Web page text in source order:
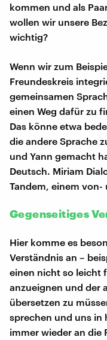
kommen und als
wollen wir unsere
wichtig?
Wenn wir zum
Freundeskreis
gemeinsamen
einen Weg dafür zu
Das könne etwa
die andere Sprache
und Yann gemacht
Deutsch. Miriam
Tandem, einem
Gegenseitiges
Hier komme es
Verständnis an –
einen nicht so leicht
anzueignen und der
übersetzen zu
sprechen und uns in
immer wieder an die